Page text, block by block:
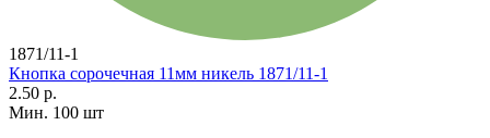
1871/11-1
Кнопка сорочечная 11мм никель 1871/11-1
2.50 р.
Мин. 100 шт